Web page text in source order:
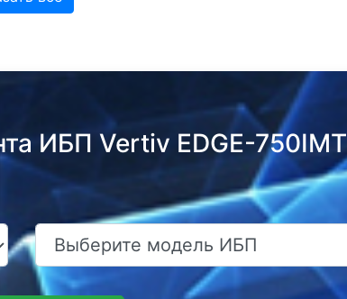
ИБП Vertiv EDGE-750IMT